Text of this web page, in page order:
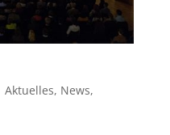
Aktuelles, News,